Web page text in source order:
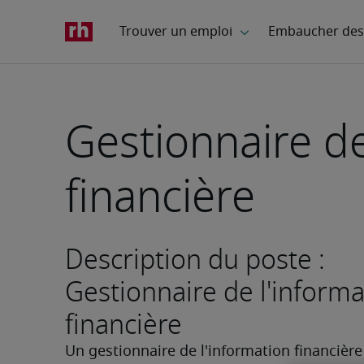
Gestionnaire
financière
Description du poste :
Gestionnaire de
financière
Un gestionnaire de l'information